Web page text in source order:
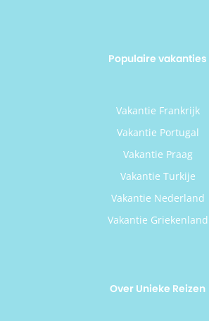
Populaire vakanties
Vakantie Frankrijk
Vakantie Portugal
Vakantie Praag
Vakantie Turkije
Vakantie Nederland
Vakantie Griekenland
Over Unieke Reizen